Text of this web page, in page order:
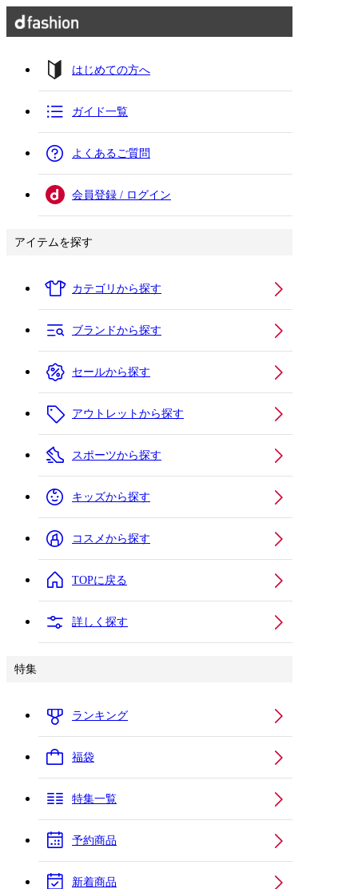
はじめての方へ
ガイド一覧
よくあるご質問
会員登録 / ログイン
アイテムを探す
カテゴリから探す
ブランドから探す
セールから探す
アウトレットから探す
スポーツから探す
キッズから探す
コスメから探す
TOPに戻る
詳しく探す
特集
ランキング
福袋
特集一覧
予約商品
新着商品